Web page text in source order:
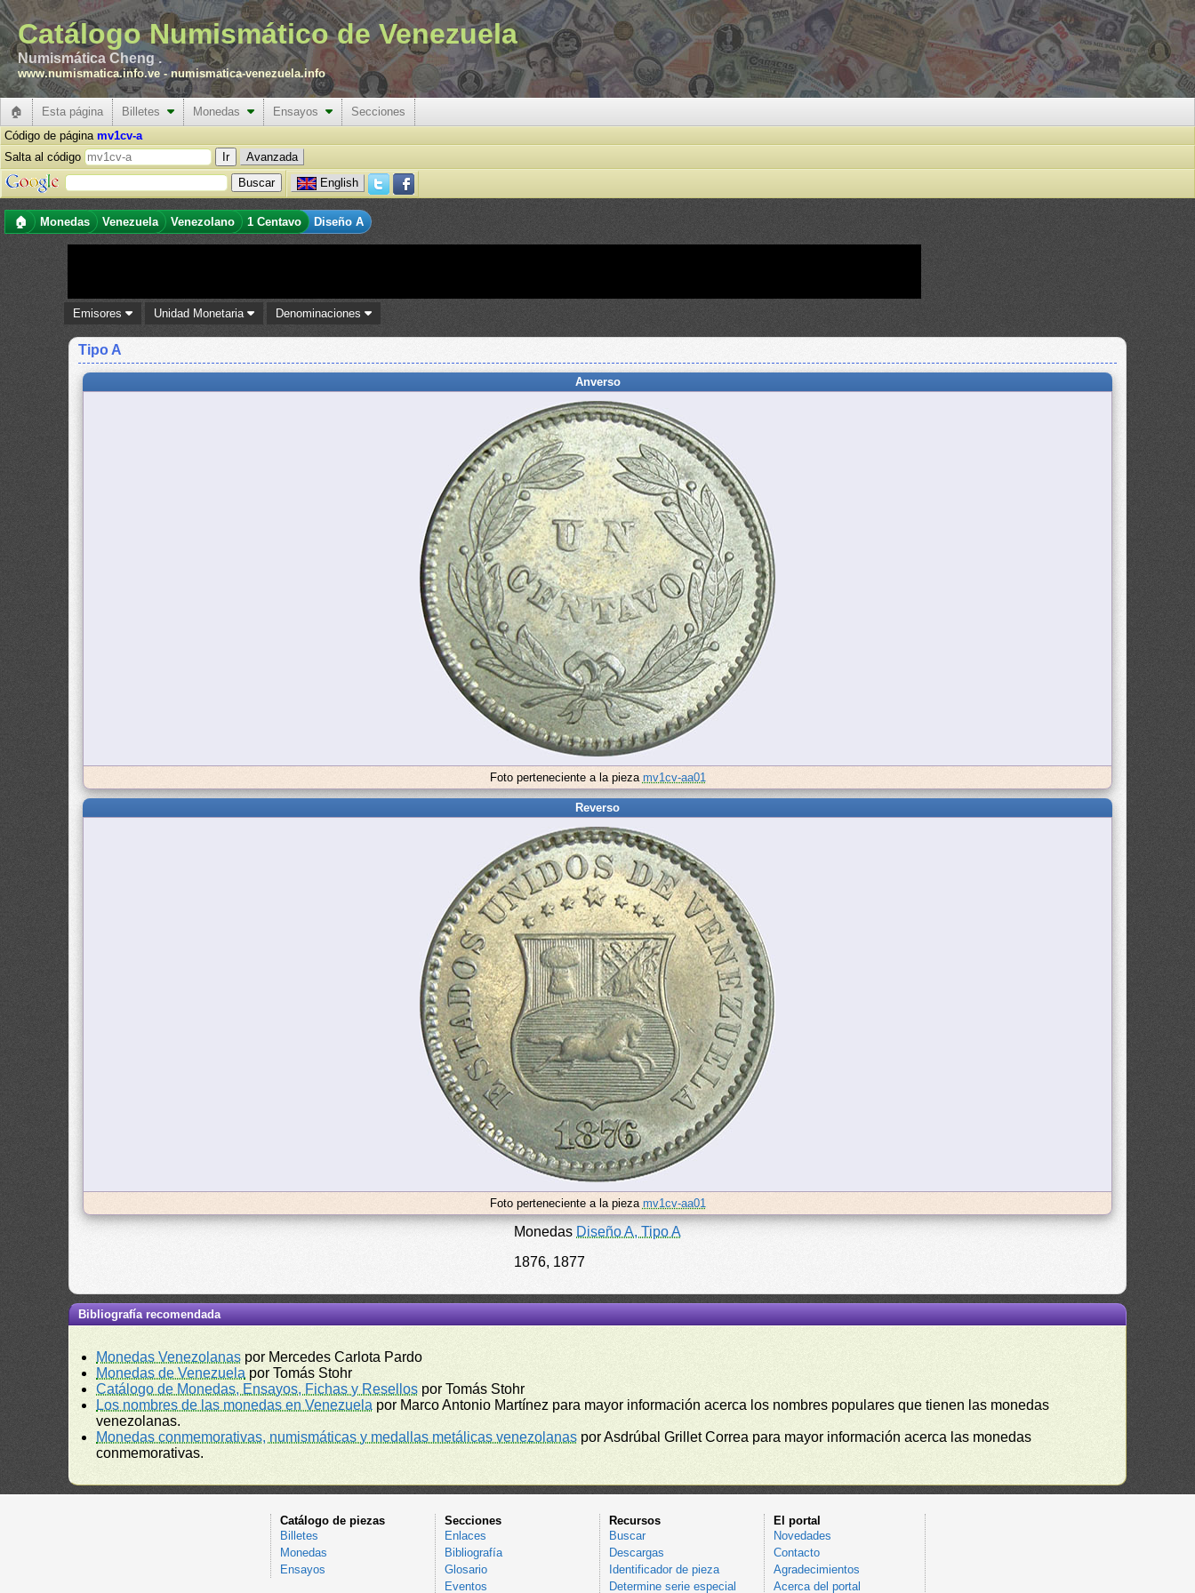
Catálogo Numismático de Venezuela
Numismática Cheng .
www.numismatica.info.ve -numismatica-venezuela.info
🏠 Esta página Billetes Monedas Ensayos
Secciones
Código de página mv1cv-a
Salta al código
Avanzada
English
🏠 Monedas Venezuela Venezolano 1 Centavo Diseño A
Emisores Unidad Monetaria Denominaciones
Tipo A
Anverso
Foto perteneciente a la pieza mv1cv-aa01
Reverso
Foto perteneciente a la pieza mv1cv-aa01
Monedas Diseño A, Tipo A
1876, 1877
Bibliografía recomendada
Monedas Venezolanas por Mercedes Carlota Pardo
Monedas de Venezuela por Tomás Stohr
Catálogo de Monedas, Ensayos, Fichas y Resellos por Tomás Stohr
Los nombres de las monedas en Venezuela por Marco Antonio Martínez para mayor información acerca los nombres populares que tienen las monedas
venezolanas.
Monedas conmemorativas, numismáticas y medallas metálicas venezolanas por Asdrúbal Grillet Correa para mayor información acerca las monedas
conmemorativas.
Catálogo de piezas
Billetes
Monedas
Ensayos
Secciones
Enlaces
Bibliografía
Glosario
Eventos
Recursos
Buscar
Descargas
Identificador de pieza
Determine serie especial
El portal
Novedades
Contacto
Agradecimientos
Acerca del portal